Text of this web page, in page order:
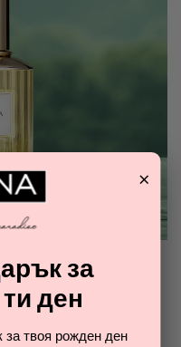
2024
×
за
ден
твоя рожден ден